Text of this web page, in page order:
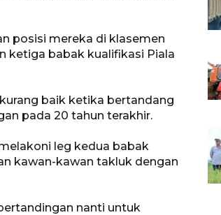
posisi mereka di klasemen
ketiga babak kualifikasi Piala
baik ketika bertandang
pada 20 tahun terakhir.
leg kedua babak
kawan-kawan takluk dengan
nanti untuk